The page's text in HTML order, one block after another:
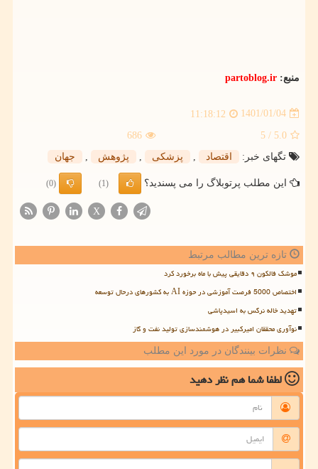
منبع: partoblog.ir
1401/01/04
11:18:12
5.0
/ 5
686
تگهای خبر:
اقتصاد پزشكی پژوهش جهان
این مطلب پرتوبلاگ را می پسندید؟ (1)
(0)
X
تازه ترین مطالب مرتبط
موشک فالکون ۹ دقایقی پیش با ماه برخورد کرد
اختصاص 5000 فرصت آموزشی در حوزه AI به کشورهای درحال توسعه
تهدید خاله نرگس به اسیدپاشی
نوآوری محققان امیرکبیر در هوشمندسازی تولید نفت و گاز
نظرات بینندگان در مورد این مطلب
لطفا شما همنظر دهید